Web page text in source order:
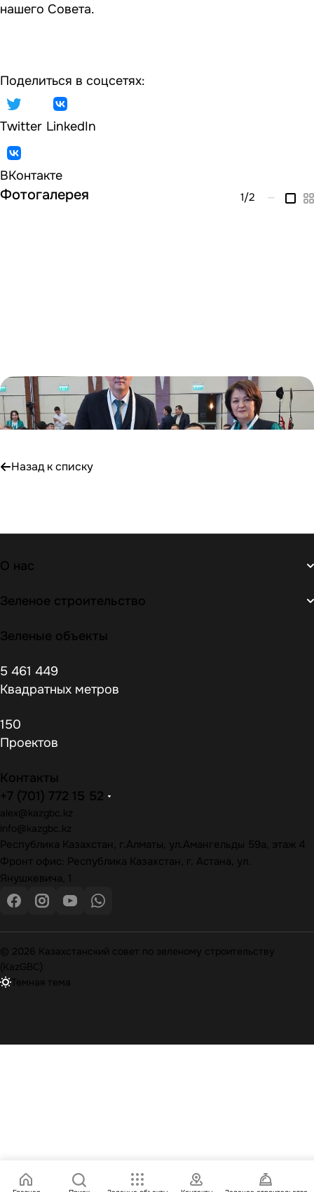
нашего Совета.
Поделиться в соцсетях:
Twitter LinkedIn
ВКонтакте
Фотогалерея 1/2 —
Назад к списку
О нас
Зеленое строительство
Зеленые объекты
5 461 449
Квадратных метров
150
Проектов
Контакты
+7 (701) 772 15 52
alex@kazgbc.kz
info@kazgbc.kz
Республика Казахстан, г.Алматы, ул.Амангельды 59а, этаж 4
Фронт офис: Республика Казахстан, г. Астана, ул.
Янушкевича, 1
© 2026 Казахстанский совет по зеленому строительству
(KazGBC)
Темная тема